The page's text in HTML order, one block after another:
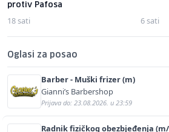
protiv Pafosa
18 sati 6 sati
Oglasi za posao
Barber - Muški frizer (m)
Gianni’s Barbershop
Prijava do: 23.08.2026. u 23:59
Radnik fizičkog obezbjeđenja